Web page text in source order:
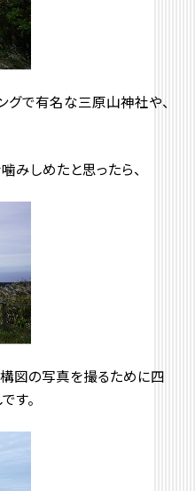
グで有名な三原山神社や、
しめたと思ったら、
図の写真を撮るために四
す。